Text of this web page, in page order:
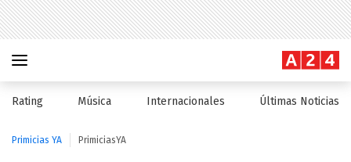
Rating Música Internacionales Últimas Noticias
Primicias YA PrimiciasYA